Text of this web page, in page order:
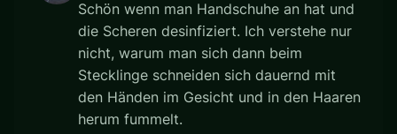
Schön wenn man Handschuhe an hat und
die Scheren desinfiziert. Ich verstehe nur
nicht, warum man sich dann beim
Stecklinge schneiden sich dauernd mit
den Händen im Gesicht und in den Haaren
herum fummelt.